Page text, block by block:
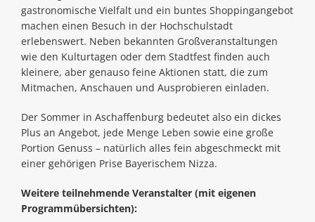
gastronomische Vielfalt und ein buntes Shoppingangebot
machen einen Besuch in der Hochschulstadt
erlebenswert. Neben bekannten Großveranstaltungen
wie den Kulturtagen oder dem Stadtfest finden auch
kleinere, aber genauso feine Aktionen statt, die zum
Mitmachen, Anschauen und Ausprobieren einladen.
Der Sommer in Aschaffenburg bedeutet also ein dickes
Plus an Angebot, jede Menge Leben sowie eine große
Portion Genuss – natürlich alles fein abgeschmeckt mit
einer gehörigen Prise Bayeri­schem Nizza.
Weitere teilnehmende Veranstalter (mit eigenen
Programmübersichten):